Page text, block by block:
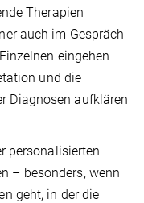
Therapien
auch im Gespräch
eingehen
und die
Diagnosen aufklären
personalisierten
– besonders, wenn
geht, in der die